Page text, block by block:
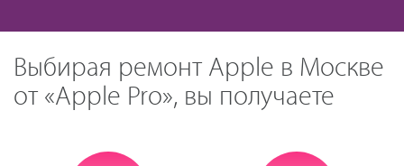
Выбирая ремонт Apple в Москве
от «Apple Pro», вы получаете